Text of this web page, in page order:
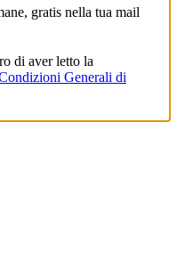
gratis nella tua mail
di aver letto la
Generali di